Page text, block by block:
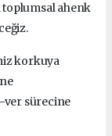
ahenk
korkuya
ver sürecine